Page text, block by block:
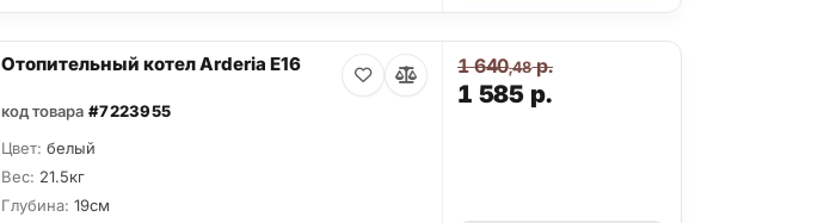
Отопительный котел Arderia E16
код товара #7223955
Цвет: белый
Вес: 21.5кг
Глубина: 19см
1 585 р.
1 640,48р.